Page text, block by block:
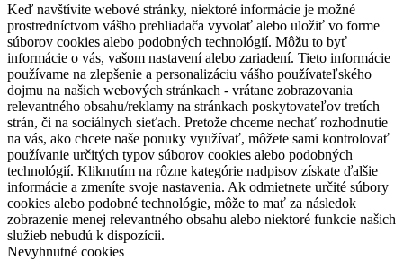
Keď navštívite webové stránky, niektoré informácie je možné
prostredníctvom vášho prehliadača vyvolať alebo uložiť vo forme
súborov cookies alebo podobných technológií. Môžu to byť
informácie o vás, vašom nastavení alebo zariadení. Tieto informácie
používame na zlepšenie a personalizáciu vášho používateľského
dojmu na našich webových stránkach - vrátane zobrazovania
relevantného obsahu/reklamy na stránkach poskytovateľov tretích
strán, či na sociálnych sieťach. Pretože chceme nechať rozhodnutie
na vás, ako chcete naše ponuky využívať, môžete sami kontrolovať
používanie určitých typov súborov cookies alebo podobných
technológií. Kliknutím na rôzne kategórie nadpisov získate ďalšie
informácie a zmeníte svoje nastavenia. Ak odmietnete určité súbory
cookies alebo podobné technológie, môže to mať za následok
zobrazenie menej relevantného obsahu alebo niektoré funkcie našich
služieb nebudú k dispozícii.
Nevyhnutné cookies